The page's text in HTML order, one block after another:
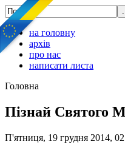
на головну
архів
про нас
написати листа
Головна
Пізнай Святого
П'ятниця, 19 грудня 2014,